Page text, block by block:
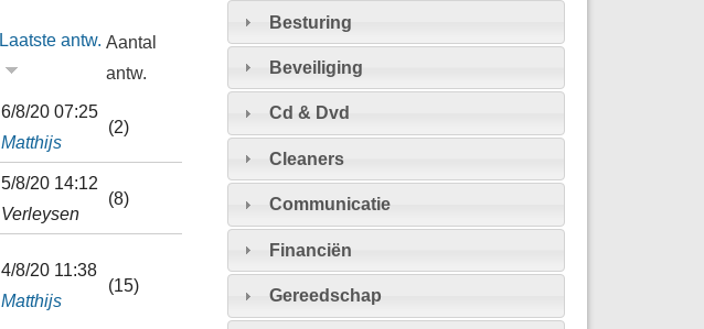
Laatste antw. Aantal
antw.
6/8/20 07:25
Matthijs
(2)
5/8/20 14:12
Verleysen
(8)
4/8/20 11:38
Matthijs
(15)
Besturing
Beveiliging
Cd & Dvd
Cleaners
Communicatie
Financiën
Gereedschap